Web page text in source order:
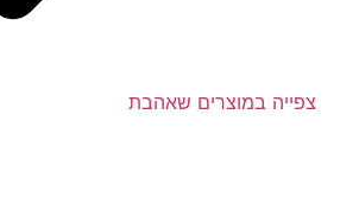
צפייה במוצרים שאהבת